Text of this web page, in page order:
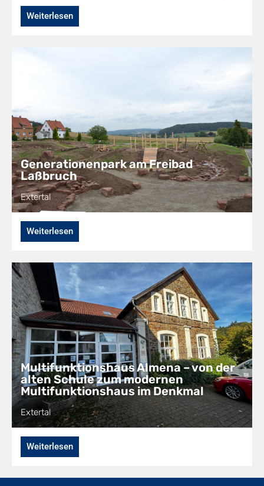
Weiterlesen
Generationenpark am Freibad
Laßbruch
Extertal
Weiterlesen
Multifunktionshaus Almena – von der
alten Schule zum modernen
Multifunktionshaus im Denkmal
Extertal
Weiterlesen